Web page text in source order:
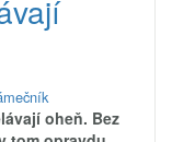
oheň. Bez